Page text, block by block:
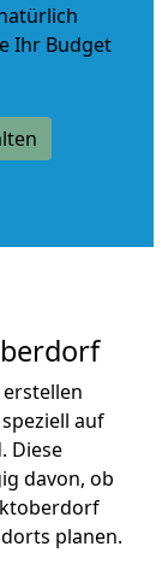
Ihr Budget
auf
Diese
davon, ob
planen.